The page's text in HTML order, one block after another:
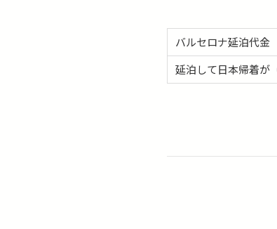
バルセロナ延泊代金
延泊して日本帰着が